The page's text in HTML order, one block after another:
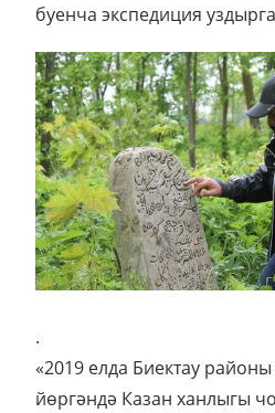
буенча экспедиция
.
«2019 елда Биектау
йөргәндә Казан ханлыгы